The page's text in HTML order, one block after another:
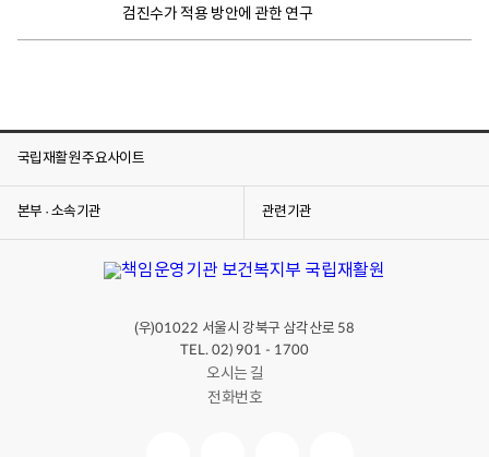
검진수가 적용 방안에 관한 연구
국립재활원 주요사이트
본부 · 소속기관 관련기관
(우)01022 서울시 강북구 삼각산로 58
TEL. 02) 901 - 1700
오시는 길
전화번호